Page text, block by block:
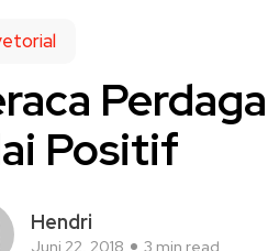
Positif
Hendri
Juni 22, 2018 3 min read